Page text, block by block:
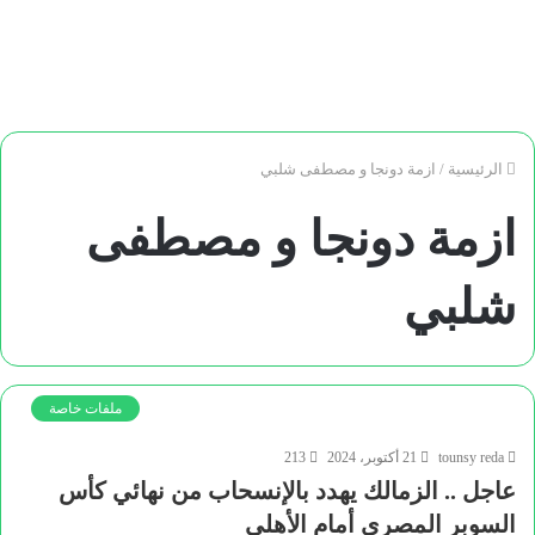
الرئيسية / ازمة دونجا و مصطفى شلبي
ازمة دونجا و مصطفى
شلبي
ملفات خاصة
tounsy reda 21 أكتوبر، 2024 213
عاجل .. الزمالك يهدد بالإنسحاب من نهائي كأس
السوبر المصري أمام الأهلي